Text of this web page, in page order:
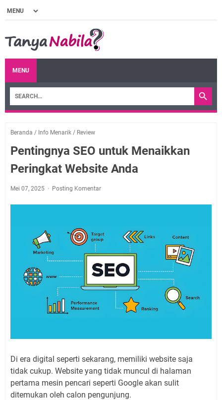
MENU
Beranda / Info Menarik / Review
Pentingnya SEO untuk Menaikkan
Peringkat Website Anda
Mei 07, 2025 Posting Komentar
Di era digital seperti sekarang, memiliki website saja
tidak cukup. Website yang tidak muncul di halaman
pertama mesin pencari seperti Google akan sulit
ditemukan oleh calon pengunjung.